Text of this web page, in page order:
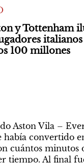
y Tottenham
100 millones
Aston Vila –
había convertido
cuántos minutos
tiempo. Al final